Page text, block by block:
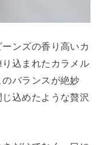
ーンズの香り高いカ
込まれたカラメル
バランスが絶妙
込めたような贅沢